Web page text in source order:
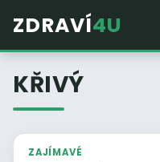
ZDRAVÍ4U
KŘIVÝ
ZAJÍMAVÉ